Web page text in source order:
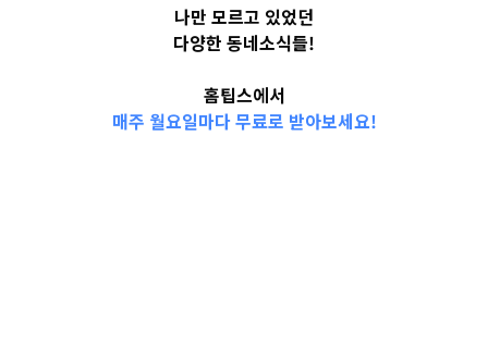
나만 모르고 있었던
다양한 동네소식들!
홈팁스에서
매주 월요일마다 무료로 받아보세요!